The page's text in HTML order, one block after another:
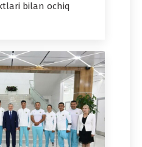
bilan ochiq